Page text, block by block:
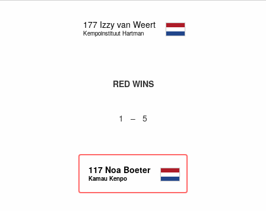
177 Izzy van Weert
Kempoinstituut Hartman
RED WINS
1 – 5
117 Noa Boeter
Kamau Kenpo